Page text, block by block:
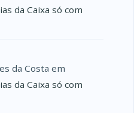
da Caixa só com
da Costa em
da Caixa só com